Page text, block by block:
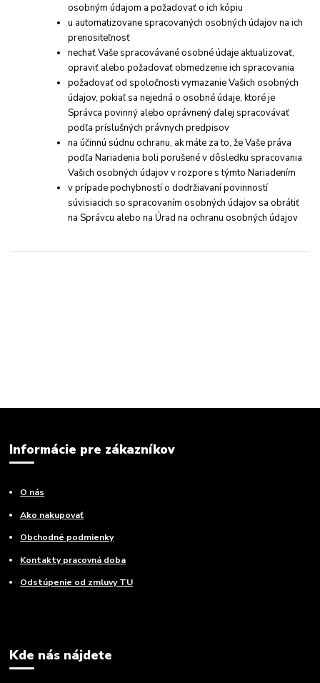
osobným údajom a požadovať o ich kópiu
u automatizovane spracovaných osobných údajov na ich
prenositeľnosť
nechať Vaše spracovávané osobné údaje aktualizovať,
opraviť alebo požadovať obmedzenie ich spracovania
požadovať od spoločnosti vymazanie Vašich osobných
údajov, pokiaľ sa nejedná o osobné údaje, ktoré je
Správca povinný alebo oprávnený ďalej spracovávať
podľa príslušných právnych predpisov
na účinnú súdnu ochranu, ak máte za to, že Vaše práva
podľa Nariadenia boli porušené v dôsledku spracovania
Vašich osobných údajov v rozpore s týmto Nariadením
v prípade pochybností o dodržiavaní povinností
súvisiacich so spracovaním osobných údajov sa obrátiť
na Správcu alebo na Úrad na ochranu osobných údajov
Informácie pre zákazníkov
O nás
Ako nakupovať
Obchodné podmienky
Kontakty pracovná doba
Odstúpenie od zmluvy TU
Kde nás nájdete